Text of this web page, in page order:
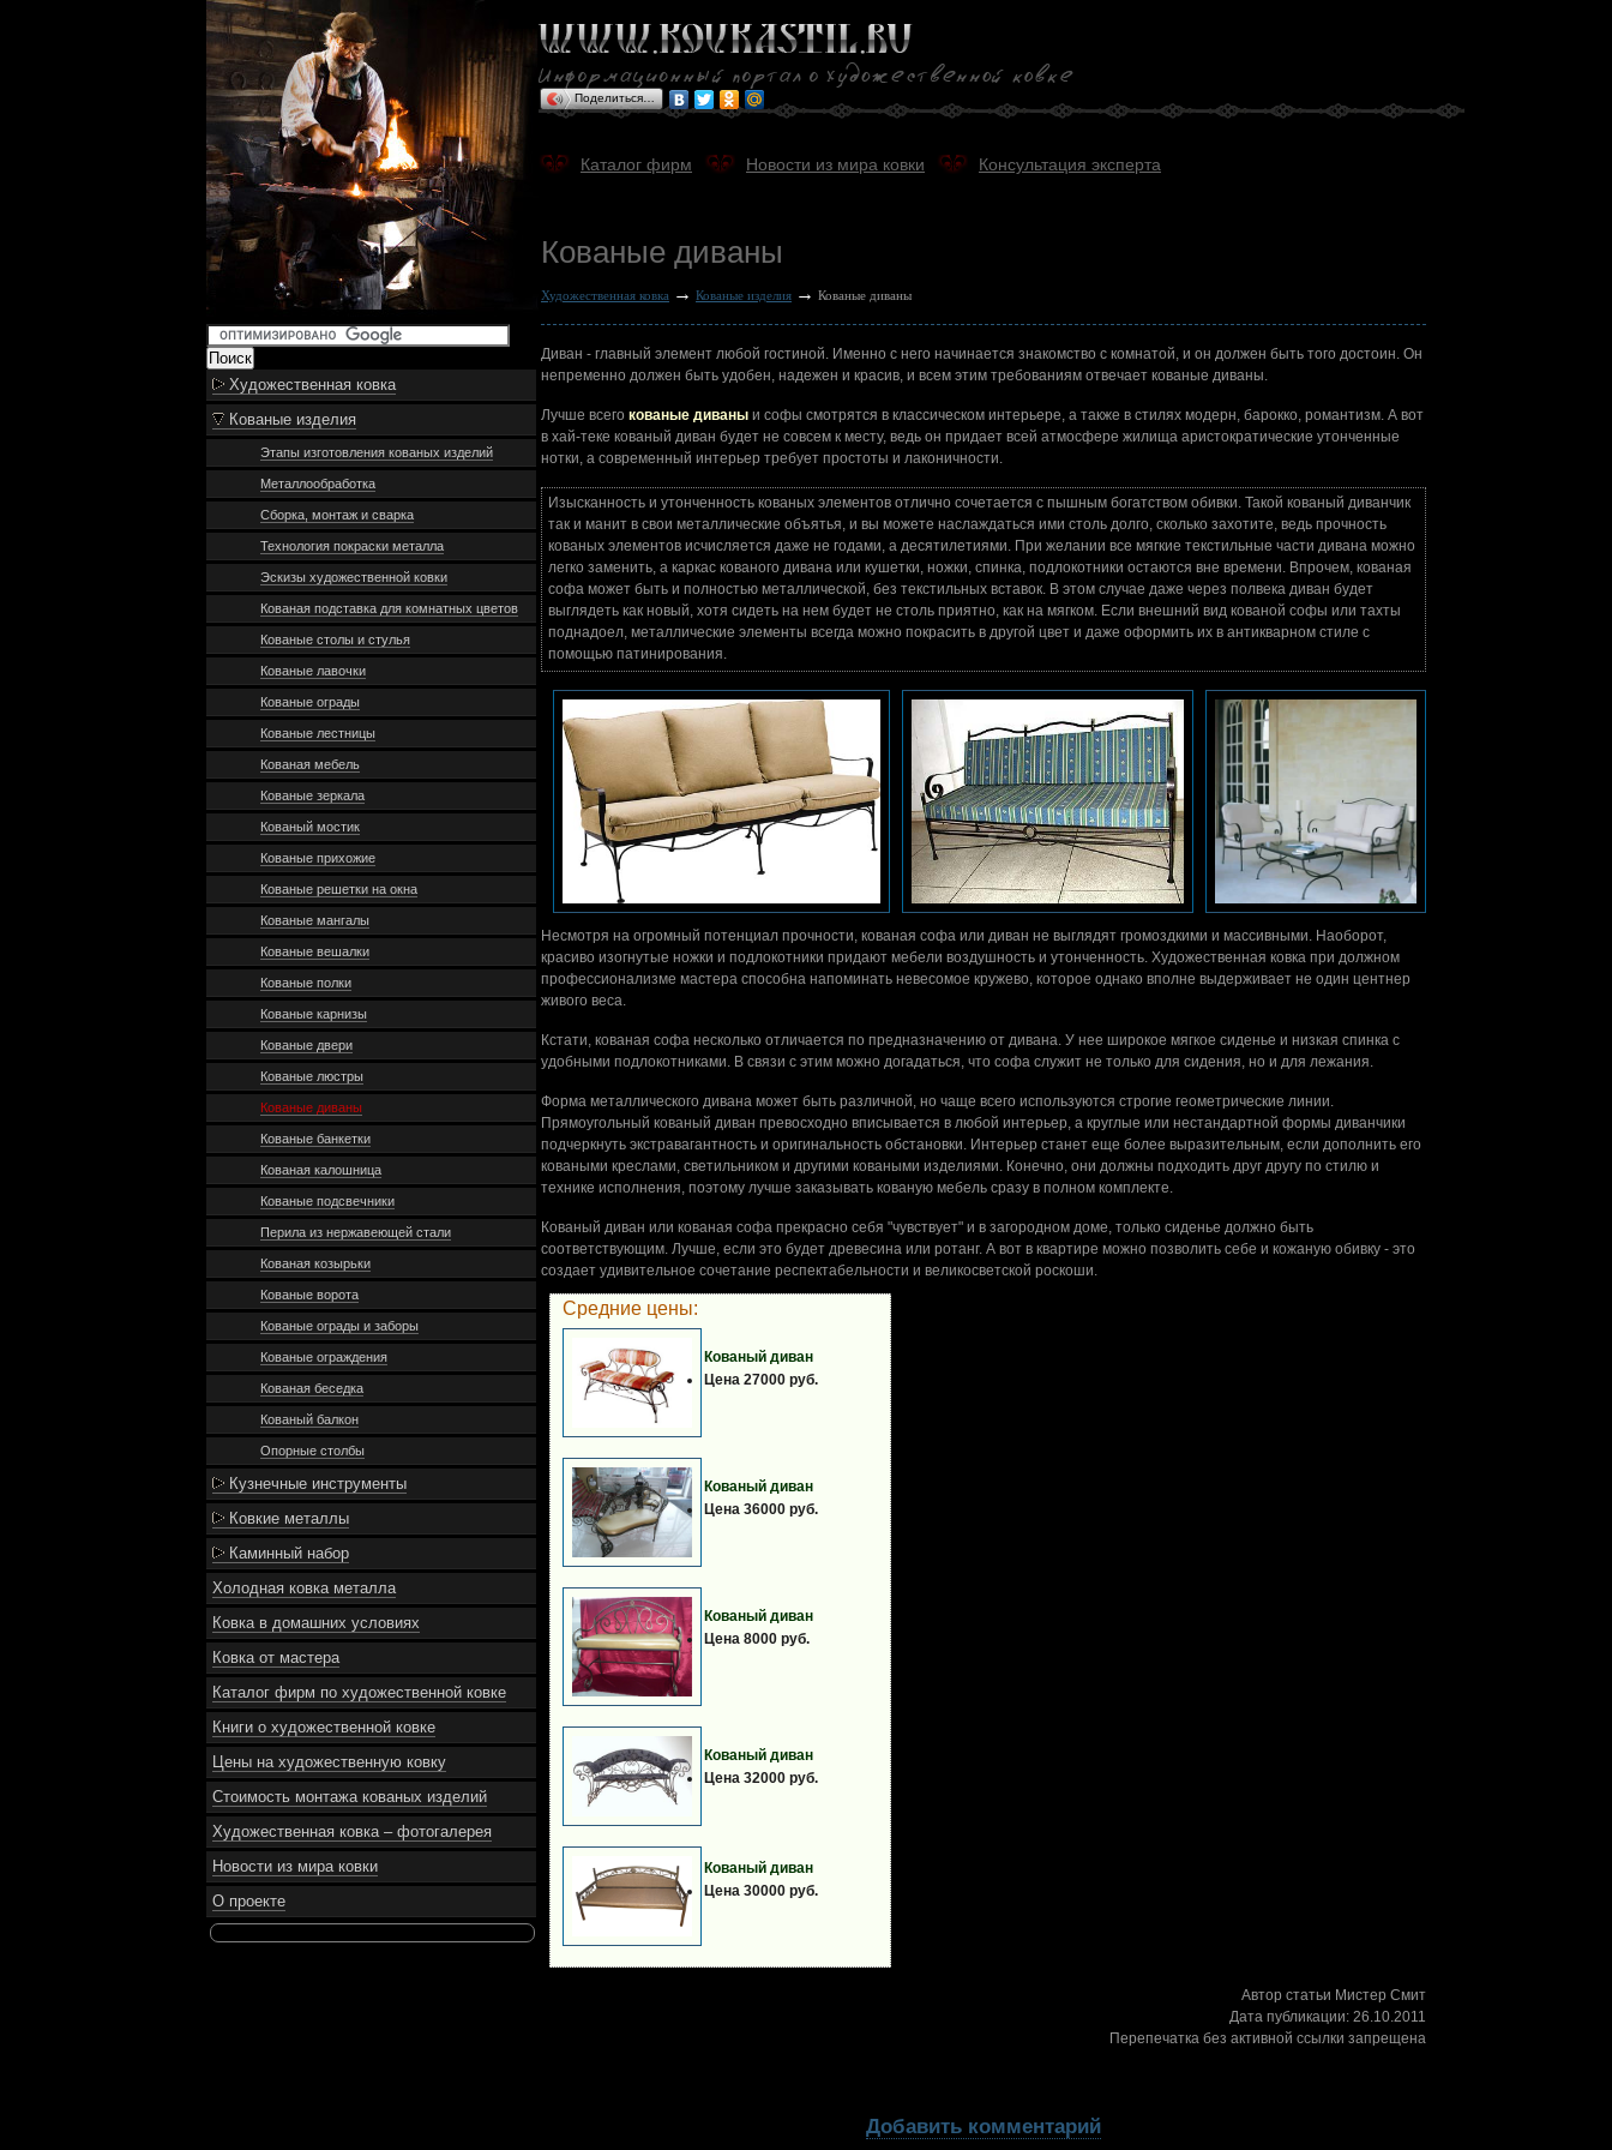
Художественная ковка
Кованые изделия
Этапы изготовления кованых изделий
Металлообработка
Сборка, монтаж и сварка
Технология покраски металла
Эскизы художественной ковки
Кованая подставка для комнатных цветов
Кованые столы и стулья
Кованые лавочки
Кованые ограды
Кованые лестницы
Кованая мебель
Кованые зеркала
Кованый мостик
Кованые прихожие
Кованые решетки на окна
Кованые мангалы
Кованые вешалки
Кованые полки
Кованые карнизы
Кованые двери
Кованые люстры
Кованые диваны
Кованые банкетки
Кованая калошница
Кованые подсвечники
Перила из нержавеющей стали
Кованая козырьки
Кованые ворота
Кованые ограды и заборы
Кованые ограждения
Кованая беседка
Кованый балкон
Опорные столбы
Кузнечные инструменты
Ковкие металлы
Каминный набор
Холодная ковка металла
Ковка в домашних условиях
Ковка от мастера
Каталог фирм по художественной ковке
Книги о художественной ковке
Цены на художественную ковку
Стоимость монтажа кованых изделий
Художественная ковка – фотогалерея
Новости из мира ковки
О проекте
Поделиться…
Каталог фирм Новости из мира ковки Консультация эксперта
Кованые диваны
Художественная ковка → Кованые изделия → Кованые диваны
Диван - главный элемент любой гостиной. Именно с него начинается знакомство с комнатой, и он должен быть того достоин. Он
непременно должен быть удобен, надежен и красив, и всем этим требованиям отвечает кованые диваны.
Лучше всего кованые диваны и софы смотрятся в классическом интерьере, а также в стилях модерн, барокко, романтизм. А вот
в хай-теке кованый диван будет не совсем к месту, ведь он придает всей атмосфере жилища аристократические утонченные
нотки, а современный интерьер требует простоты и лаконичности.
Изысканность и утонченность кованых элементов отлично сочетается с пышным богатством обивки. Такой кованый диванчик
так и манит в свои металлические объятья, и вы можете наслаждаться ими столь долго, сколько захотите, ведь прочность
кованых элементов исчисляется даже не годами, а десятилетиями. При желании все мягкие текстильные части дивана можно
легко заменить, а каркас кованого дивана или кушетки, ножки, спинка, подлокотники остаются вне времени. Впрочем, кованая
софа может быть и полностью металлической, без текстильных вставок. В этом случае даже через полвека диван будет
выглядеть как новый, хотя сидеть на нем будет не столь приятно, как на мягком. Если внешний вид кованой софы или тахты
поднадоел, металлические элементы всегда можно покрасить в другой цвет и даже оформить их в антикварном стиле с
помощью патинирования.
Несмотря на огромный потенциал прочности, кованая софа или диван не выглядят громоздкими и массивными. Наоборот,
красиво изогнутые ножки и подлокотники придают мебели воздушность и утонченность. Художественная ковка при должном
профессионализме мастера способна напоминать невесомое кружево, которое однако вполне выдерживает не один центнер
живого веса.
Кстати, кованая софа несколько отличается по предназначению от дивана. У нее широкое мягкое сиденье и низкая спинка с
удобными подлокотниками. В связи с этим можно догадаться, что софа служит не только для сидения, но и для лежания.
Форма металлического дивана может быть различной, но чаще всего используются строгие геометрические линии.
Прямоугольный кованый диван превосходно вписывается в любой интерьер, а круглые или нестандартной формы диванчики
подчеркнуть экстравагантность и оригинальность обстановки. Интерьер станет еще более выразительным, если дополнить его
коваными креслами, светильником и другими коваными изделиями. Конечно, они должны подходить друг другу по стилю и
технике исполнения, поэтому лучше заказывать кованую мебель сразу в полном комплекте.
Кованый диван или кованая софа прекрасно себя "чувствует" и в загородном доме, только сиденье должно быть
соответствующим. Лучше, если это будет древесина или ротанг. А вот в квартире можно позволить себе и кожаную обивку - это
создает удивительное сочетание респектабельности и великосветской роскоши.
Средние цены:
Кованый диван
Цена 27000 руб.
Кованый диван
Цена 36000 руб.
Кованый диван
Цена 8000 руб.
Кованый диван
Цена 32000 руб.
Кованый диван
Цена 30000 руб.
Автор статьи Мистер Смит
Дата публикации: 26.10.2011
Перепечатка без активной ссылки запрещена
Добавить комментарий